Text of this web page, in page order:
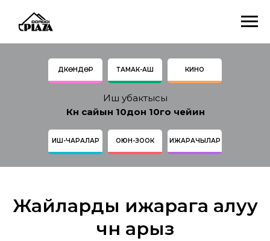
ДҮКӨНДӨР ТАМАК-АШ КИНО
ИШ-ЧАРАЛАР ОЮН-ЗООК ИЖАРАЧЫЛАР
Иш убактысы
Күн сайын 10дон 10го чейин
Жайларды ижарага алуу
үчүн арыз